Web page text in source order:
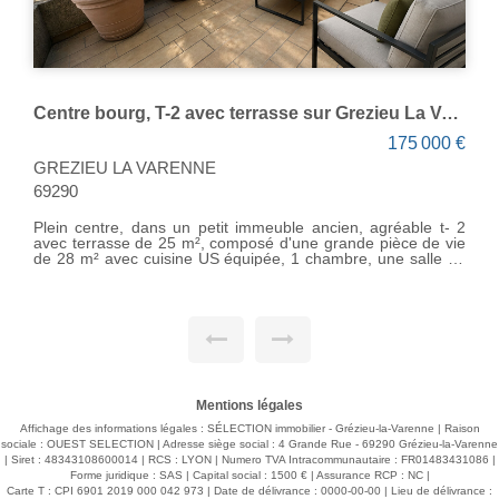
Centre bourg, T-2 avec terrasse sur Grezieu La Varenne
petit immeuble ancien, agréable t- 2
m², composé d'une grande pièce de vie
US équipée, 1 chambre, une salle de
Plateau à aménager
Venez découvrir,
ancien, un plateau à
d'env 7 m² et petit
Mentions légales
Affichage des informations légales : SÉLECTION immobilier - Grézieu-la-Varenne | Raison
sociale : OUEST SELECTION | Adresse siège social : 4 Grande Rue - 69290 Grézieu-la-Varenne
| Siret : 48343108600014 | RCS : LYON | Numero TVA Intracommunautaire : FR01483431086 |
Forme juridique : SAS | Capital social : 1500 € | Assurance RCP : NC |
Carte T : CPI 6901 2019 000 042 973 | Date de délivrance : 0000-00-00 | Lieu de délivrance :